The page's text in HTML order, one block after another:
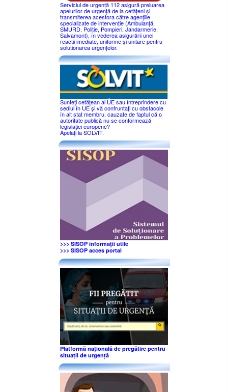
Serviciul de urgență 112 asigură preluarea
apelurilor de urgență de la cetățeni și
transmiterea acestora către agențiile
specializate de intervenție (Ambulanță,
SMURD, Poliție, Pompieri, Jandarmerie,
Salvamont), în vederea asigurării unei
reacții imediate, uniforme și unitare pentru
soluționarea urgențelor.
Sunteţi cetăţean al UE sau întreprindere cu
sediul în UE şi vă confruntaţi cu obstacole
în alt stat membru, cauzate de faptul că o
autoritate publică nu se conformează
legislaţiei europene?
Apelaţi la SOLVIT.
>>> SISOP informaţii utile
>>> SISOP acces portal
Platformă națională de pregătire pentru
situații de urgență